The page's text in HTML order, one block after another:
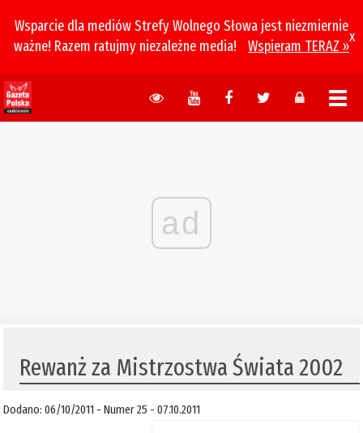
Wsparcie dla mediów Strefy Wolnego Słowa jest niezmiernie
ważne! Razem ratujmy niezależne media!
Wspieram TERAZ »
x
ad
Rewanż za Mistrzostwa Świata 2002
Dodano: 06/10/2011 - Numer 25 - 07.10.2011